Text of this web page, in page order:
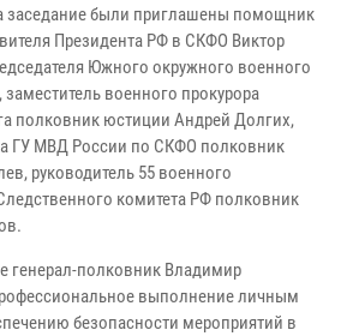
заседание были приглашены помощник
Президента РФ в СКФО Виктор
Южного окружного военного
военного прокурора
полковник юстиции Андрей Долгих,
ГУ МВД России по СКФО полковник
руководитель 55 военного
комитета РФ полковник
генерал-полковник Владимир
выполнение личным
безопасности мероприятий в